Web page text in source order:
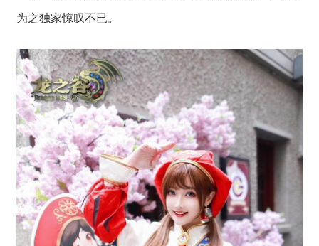
为之独家惊叹不已。